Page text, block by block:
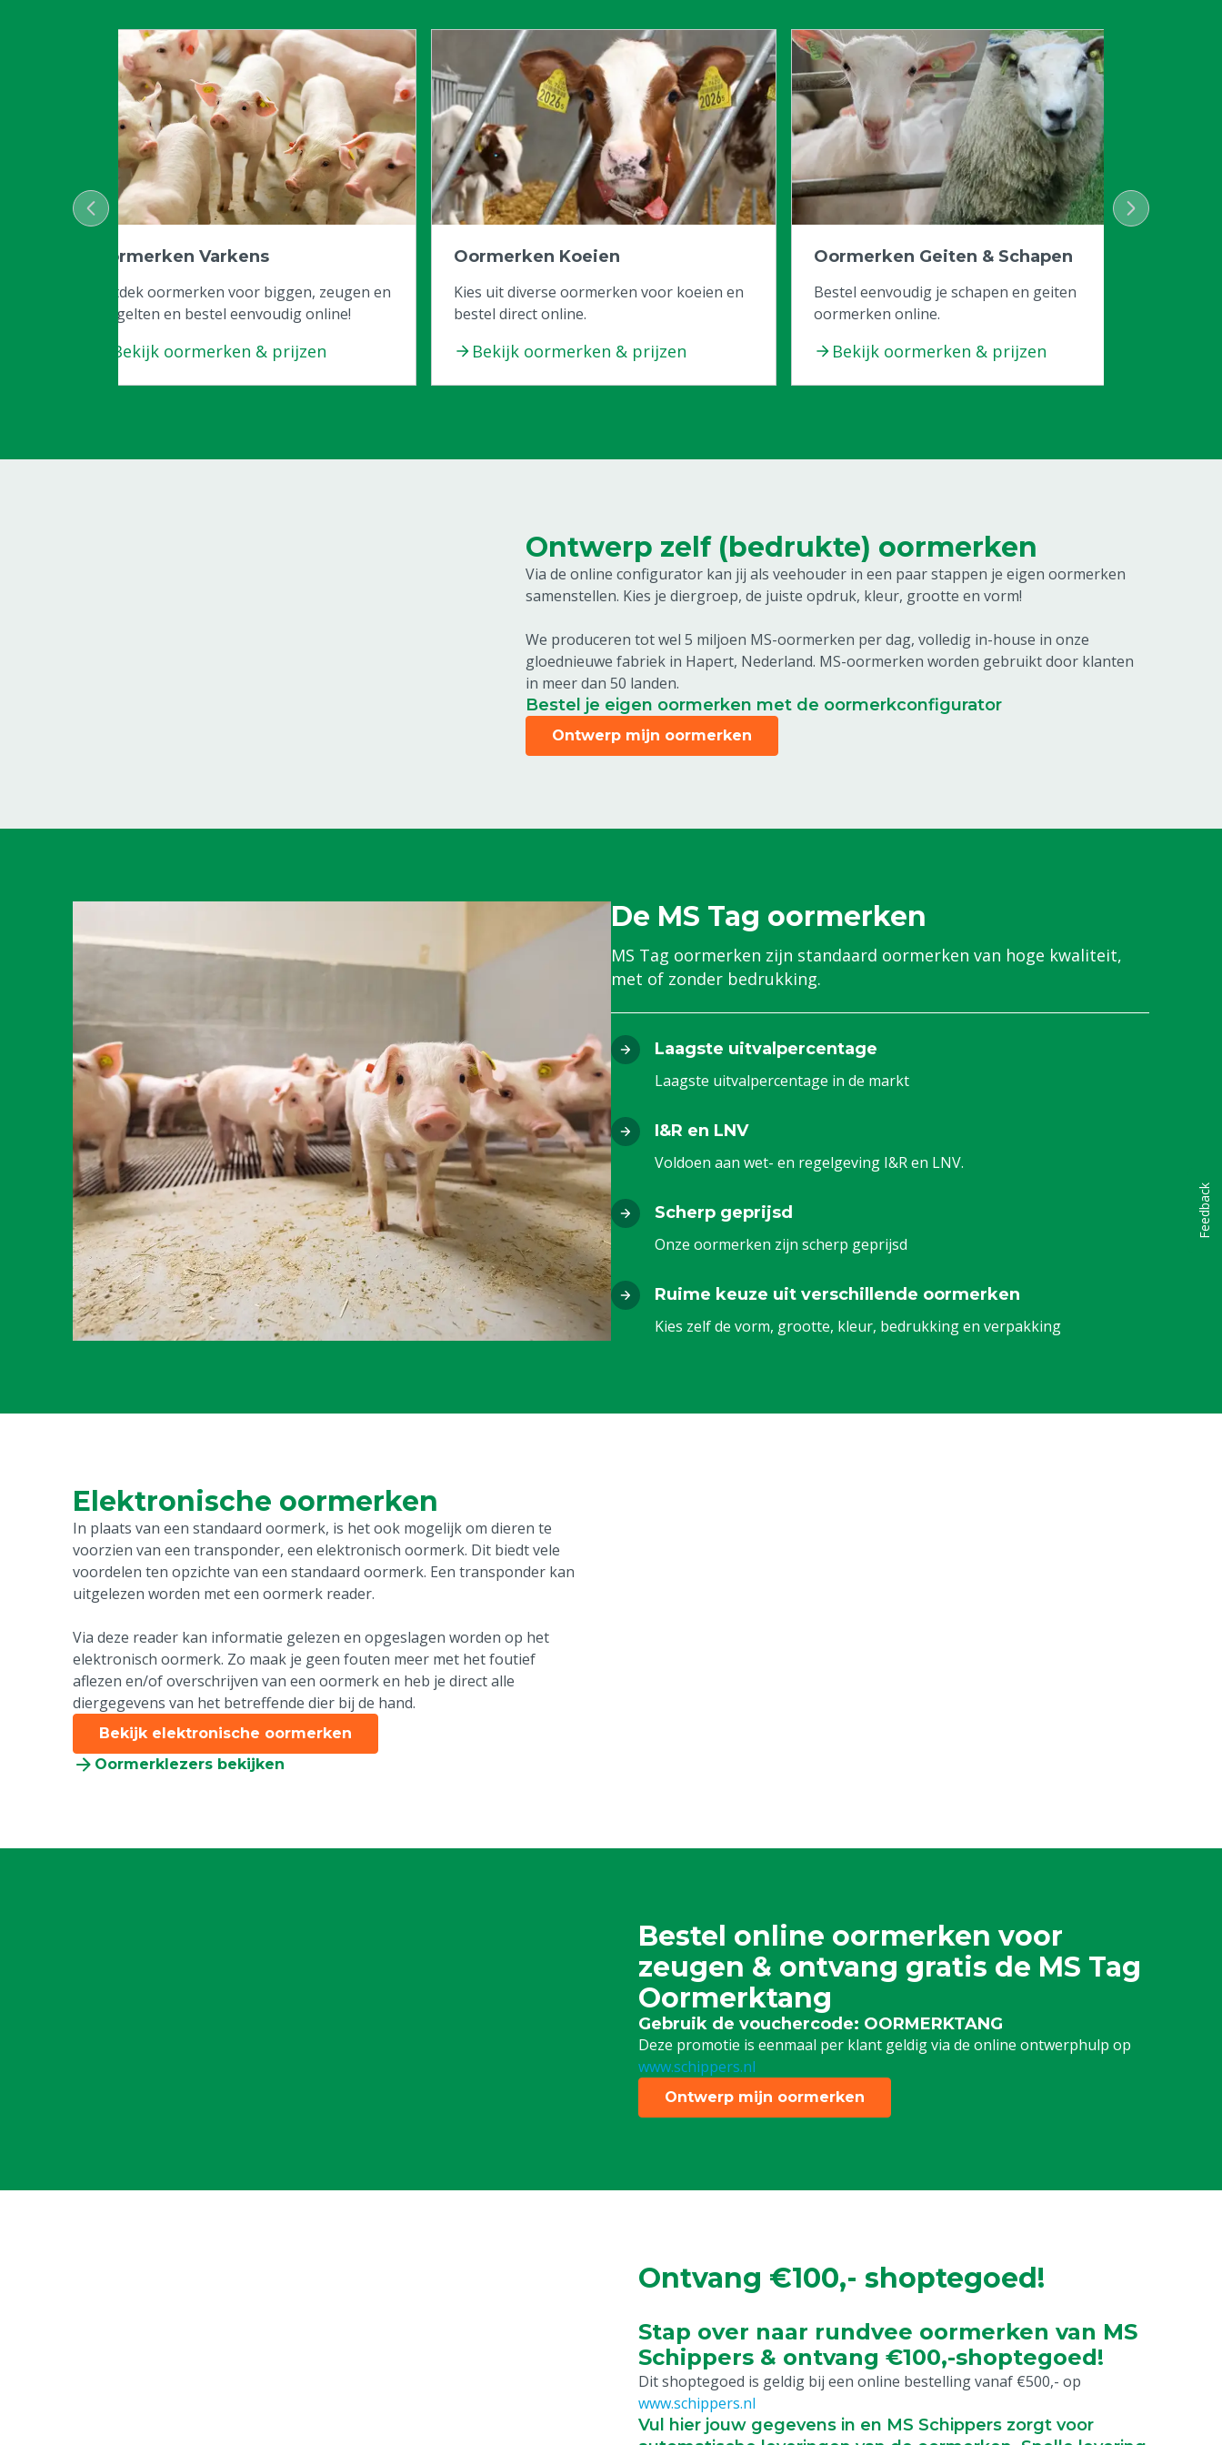
Oormerken Varkens
Ontdek oormerken voor biggen, zeugen en
fokgelten en bestel eenvoudig online!
Bekijk oormerken & prijzen
Oormerken Koeien
Kies uit diverse oormerken voor koeien en
bestel direct online.
Bekijk oormerken & prijzen
Oormerken Geiten & Schapen
Bestel eenvoudig je schapen en geiten
oormerken online.
Bekijk oormerken & prijzen
Ontwerp zelf (bedrukte) oormerken
Via de online configurator kan jij als veehouder in een paar stappen je eigen oormerken
samenstellen. Kies je diergroep, de juiste opdruk, kleur, grootte en vorm!
We produceren tot wel 5 miljoen MS-oormerken per dag, volledig in-house in onze
gloednieuwe fabriek in Hapert, Nederland. MS-oormerken worden gebruikt door klanten
in meer dan 50 landen.
Bestel je eigen oormerken met de oormerkconfigurator
Ontwerp mijn oormerken
De MS Tag oormerken
MS Tag oormerken zijn standaard oormerken van hoge kwaliteit,
met of zonder bedrukking.
Laagste uitvalpercentage
Laagste uitvalpercentage in de markt
I&R en LNV
Voldoen aan wet- en regelgeving I&R en LNV.
Scherp geprijsd
Onze oormerken zijn scherp geprijsd
Ruime keuze uit verschillende oormerken
Kies zelf de vorm, grootte, kleur, bedrukking en verpakking
Elektronische oormerken
In plaats van een standaard oormerk, is het ook mogelijk om dieren te
voorzien van een transponder, een elektronisch oormerk. Dit biedt vele
voordelen ten opzichte van een standaard oormerk. Een transponder kan
uitgelezen worden met een oormerk reader.
Via deze reader kan informatie gelezen en opgeslagen worden op het
elektronisch oormerk. Zo maak je geen fouten meer met het foutief
aflezen en/of overschrijven van een oormerk en heb je direct alle
diergegevens van het betreffende dier bij de hand.
Bekijk elektronische oormerken
Oormerklezers bekijken
Bestel online oormerken voor
zeugen & ontvang gratis de MS Tag
Oormerktang
Gebruik de vouchercode: OORMERKTANG
Deze promotie is eenmaal per klant geldig via de online ontwerphulp op
www.schippers.nl
Ontwerp mijn oormerken
Ontvang €100,- shoptegoed!
Stap over naar rundvee oormerken van MS
Schippers & ontvang €100,-shoptegoed!
Dit shoptegoed is geldig bij een online bestelling vanaf €500,- op
www.schippers.nl
Vul hier jouw gegevens in en MS Schippers zorgt voor
Feedback